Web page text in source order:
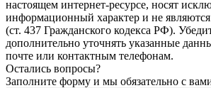
настоящем интернет-ресурсе, носят
информационный характер и не
(ст. 437 Гражданского кодекса РФ).
дополнительно уточнять указанные
почте или контактным телефонам.
Остались вопросы?
Заполните форму и мы обязательно с